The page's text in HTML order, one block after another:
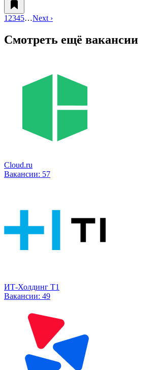
1 2345…Next ›
Смотреть ещё вакансии
Cloud.ru
Вакансии: 57
ИТ-Холдинг Т1
Вакансии: 49